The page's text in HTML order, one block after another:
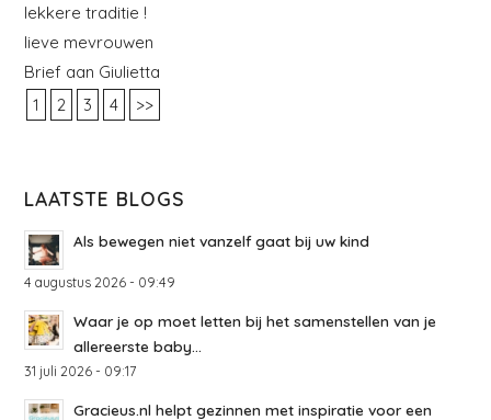
lekkere traditie !
lieve mevrouwen
Brief aan Giulietta
1
2 3 4 >>
LAATSTE BLOGS
Als bewegen niet vanzelf gaat bij uw kind
4 augustus 2026 - 09:49
Waar je op moet letten bij het samenstellen van je
allereerste baby...
31 juli 2026 - 09:17
Gracieus.nl helpt gezinnen met inspiratie voor een